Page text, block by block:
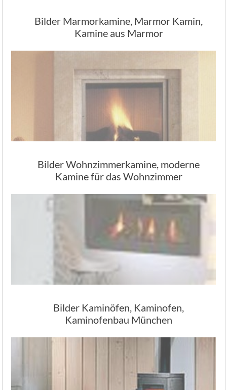
Bilder Marmorkamine, Marmor Kamin,
Kamine aus Marmor
Bilder Wohnzimmerkamine, moderne
Kamine für das Wohnzimmer
Bilder Kaminöfen, Kaminofen,
Kaminofenbau München